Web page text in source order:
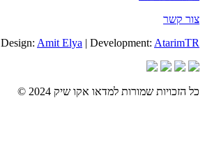
צור קשר
Design: Amit Elya | Development: AtarimTR
כל הזכויות שמורות למדאו אקו שיק 2024 ©